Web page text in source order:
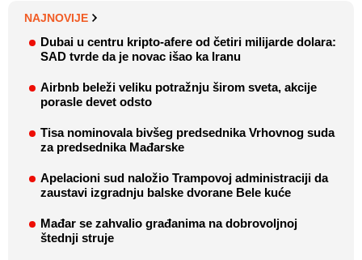
NAJNOVIJE
Dubai u centru kripto-afere od četiri milijarde dolara:
SAD tvrde da je novac išao ka Iranu
Airbnb beleži veliku potražnju širom sveta, akcije
porasle devet odsto
Tisa nominovala bivšeg predsednika Vrhovnog suda
za predsednika Mađarske
Apelacioni sud naložio Trampovoj administraciji da
zaustavi izgradnju balske dvorane Bele kuće
Mađar se zahvalio građanima na dobrovoljnoj
štednji struje